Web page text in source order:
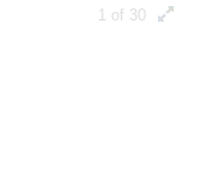
1 of 30